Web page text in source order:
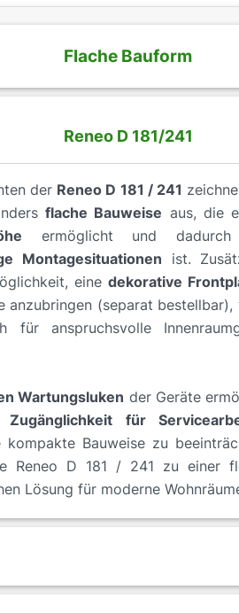
Flache Bauform
Reneo D 181/241
der Reneo D 181 / 241
flache Bauweise aus, die
ermöglicht und
Montagesituationen ist.
eine dekorative
anzubringen (separat
für anspruchsvolle
Wartungsluken der Geräte
Zugänglichkeit für
kompakte Bauweise zu
Reneo D 181 / 241 zu einer
Lösung für moderne